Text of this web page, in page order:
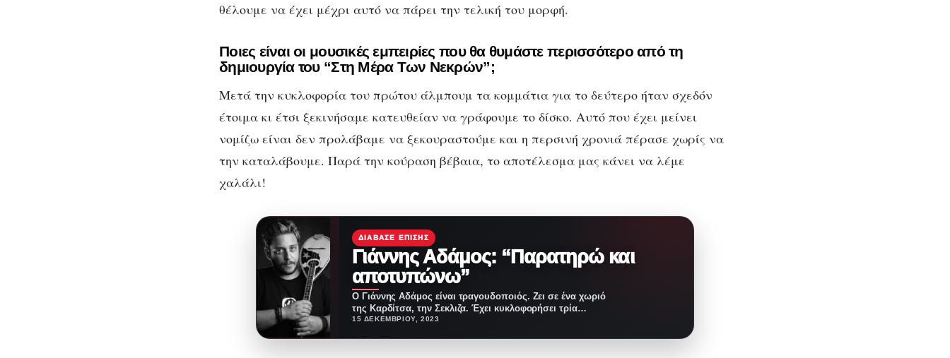
θέλουμε να έχει μέχρι αυτό να πάρει την τελική του μορφή.
Ποιες είναι οι μουσικές εμπειρίες που θα θυμάστε περισσότερο από τη
δημιουργία του “Στη Μέρα Των Νεκρών”;
Μετά την κυκλοφορία του πρώτου άλμπουμ τα κομμάτια για το δεύτερο ήταν σχεδόν
έτοιμα κι έτσι ξεκινήσαμε κατευθείαν να γράφουμε το δίσκο. Αυτό που έχει μείνει
νομίζω είναι δεν προλάβαμε να ξεκουραστούμε και η περσινή χρονιά πέρασε χωρίς να
την καταλάβουμε. Παρά την κούραση βέβαια, το αποτέλεσμα μας κάνει να λέμε
χαλάλι!
ΔΙΆΒΑΣΕ ΕΠΊΣΗΣ
Γιάννης Αδάμος: “Παρατηρώ και
αποτυπώνω”
Ο Γιάννης Αδάμος είναι τραγουδοποιός. Ζει σε ένα χωριό
της Καρδίτσα, την Σεκλιζα. Έχει κυκλοφορήσει τρία…
15 ΔΕΚΕΜΒΡΊΟΥ, 2023